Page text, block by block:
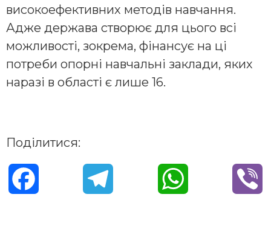
високоефективних методів навчання.
Адже держава створює для цього всі
можливості, зокрема, фінансує на ці
потреби опорні навчальні заклади, яких
наразі в області є лише 16.
Поділитися: